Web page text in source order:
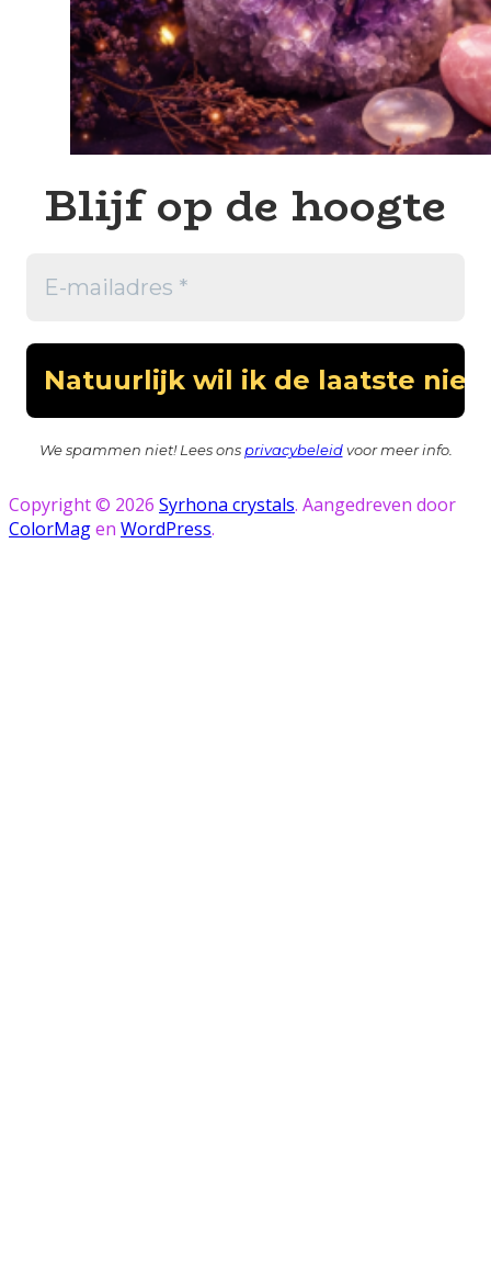
Blijf op de hoogte
We spammen niet! Lees ons privacybeleidvoor meer info.
Copyright © 2026 Syrhona crystals. Aangedreven door
ColorMagen WordPress.